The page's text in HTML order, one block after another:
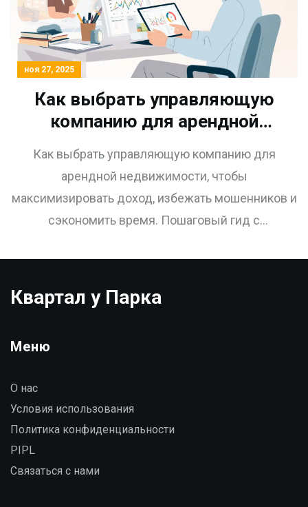
ноя 27, 2025
Как выбрать управляющую
компанию для арендной
недвижимости: пошаговый
гид для инвесторов
Как выбрать управляющую компанию для
арендной недвижимости, чтобы
максимизировать доход, избежать мошенников и
сэкономить время. Пошаговый гид с
Квартал у Парка
Меню
О нас
Условия использования
Политика конфиденциальности
PIPL
Связаться с нами